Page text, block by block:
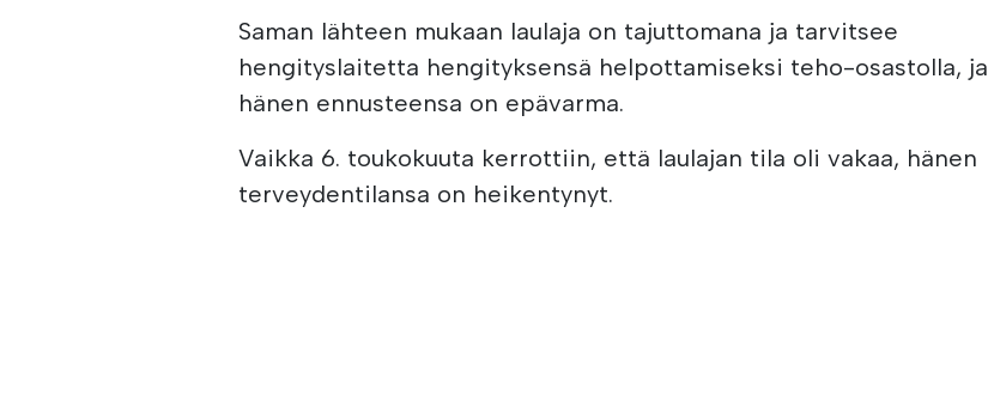
Saman lähteen mukaan laulaja on tajuttomana ja tarvitsee
hengityslaitetta hengityksensä helpottamiseksi teho-osastolla, ja
hänen ennusteensa on epävarma.
Vaikka 6. toukokuuta kerrottiin, että laulajan tila oli vakaa, hänen
terveydentilansa on heikentynyt.